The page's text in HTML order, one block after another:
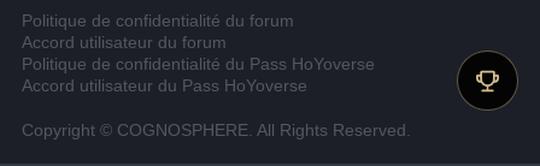
Politique de confidentialité du forum
Accord utilisateur du forum
Politique de confidentialité du Pass HoYoverse
Accord utilisateur du Pass HoYoverse
Copyright © COGNOSPHERE. All Rights Reserved.